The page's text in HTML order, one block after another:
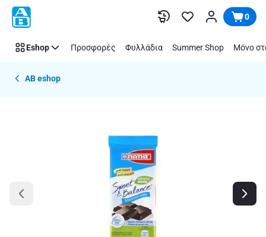
Παράλειψη 0
Eshop Προσφορές Φυλλάδια Summer Shop Μόνο
AB eshop